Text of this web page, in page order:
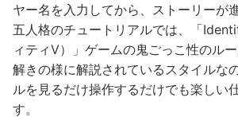
ヤー名を入力してから、ストーリーが
五人格のチュートリアルでは、「
ィティⅤ）」ゲームの鬼ごっこ性のル
解きの様に解説されているスタイルな
ルを見るだけ操作するだけでも楽しい
す。